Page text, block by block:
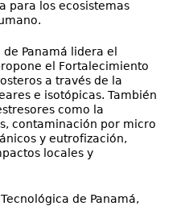
para los ecosistemas
Panamá lidera el
el Fortalecimiento
a través de la
e isotópicas. También
como la
contaminación por micro
y eutrofización,
locales y
de Panamá,